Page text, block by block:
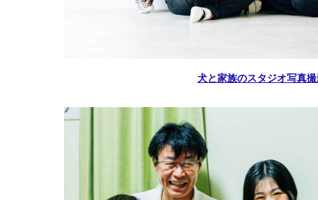
犬と家族のスタジオ写真